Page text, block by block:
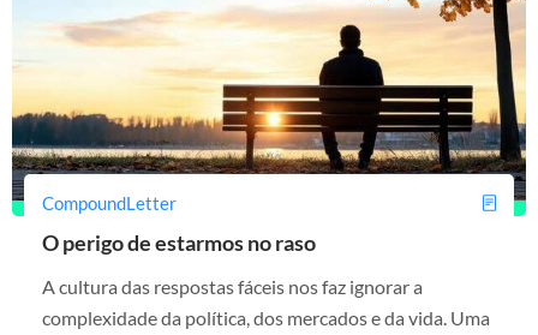
CompoundLetter
O perigo de estarmos no raso
A cultura das respostas fáceis nos faz ignorar a
complexidade da política, dos mercados e da vida. Uma